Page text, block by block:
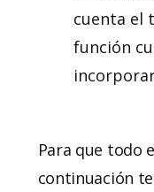
cuenta el
función
Para que todo
continuación